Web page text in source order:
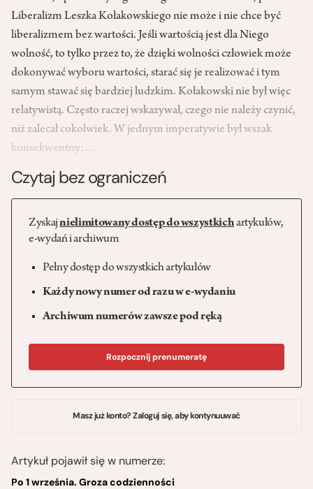
Liberalizm Leszka Kołakowskiego nie może i nie chce być
liberalizmem bez wartości. Jeśli wartością jest dla Niego
wolność, to tylko przez to, że dzięki wolności człowiek może
dokonywać wyboru wartości, starać się je realizować i tym
samym stawać się bardziej ludzkim. Kołakowski nie był więc
relatywistą. Często raczej wskazywał, czego nie należy czynić,
niż zalecał cokolwiek. W jednym imperatywie był wszak
konsekwentny:…
Czytaj bez ograniczeń
Zyskajnielimitowany dostęp do wszystkichartykułów,
e-wydań i archiwum
Pełny dostęp do wszystkich artykułów
Każdy nowy numer od razu w e-wydaniu
Archiwum numerów zawsze pod ręką
Rozpocznij prenumeratę
Masz już konto? Zaloguj się, aby kontynuuwać
Artykuł pojawił się w numerze:
Po 1 września. Groza codzienności